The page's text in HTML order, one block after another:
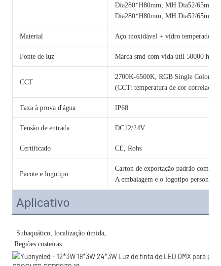
Dia280*H80mm, MH Dia52/65mm,
Dia280*H80mm, MH Dia52/65mm,
Material Aço inoxidável + vidro temperado
Fonte de luz Marca smd com vida útil 50000 horas
CCT
2700K-6500K, RGB Single Color
(CCT: temperatura de cor
Taxa à prova d'água IP68
Tensão de entrada DC12/24V
Certificado CE, Rohs
Pacote e logotipo
Carton de exportação padrão com
A embalagem e o logotipo
Aplicativo